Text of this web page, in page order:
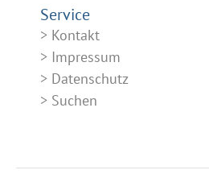
Service
Kontakt
Impressum
Datenschutz
Suchen